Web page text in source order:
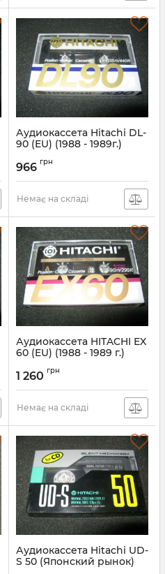
Аудиокассета Hitachi DL-
90 (EU) (1988 - 1989г.)
966 грн
Немає на складі
Аудиокассета HITACHI EX
60 (EU) (1988 - 1989 г.)
1 260 грн
Немає на складі
Аудиокассета Hitachi UD-
S 50 (Японский рынок)